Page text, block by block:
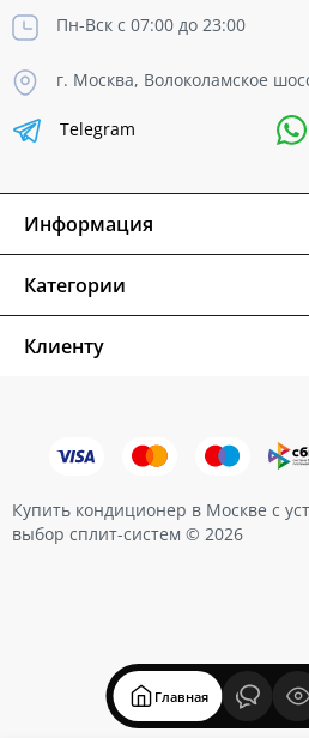
Главная
Пн-Вск с 07:00 до 23:00
г. Москва, Волоколамское
Telegram
Информация
Категории
Клиенту
Купить кондиционер в Москве с
выбор сплит-систем © 2026